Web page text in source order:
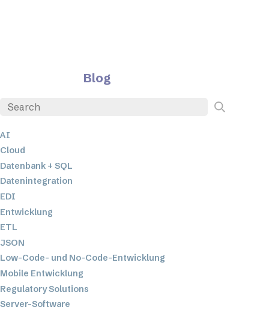
Blog
AI
Cloud
Datenbank + SQL
Datenintegration
EDI
Entwicklung
ETL
JSON
Low-Code- und No-Code-Entwicklung
Mobile Entwicklung
Regulatory Solutions
Server-Software